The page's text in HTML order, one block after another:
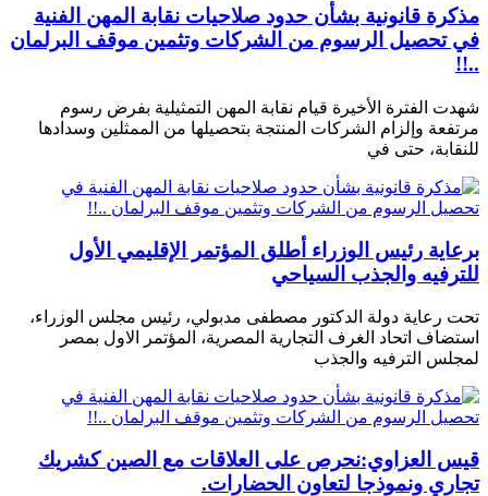
مذكرة قانونية بشأن حدود صلاحيات نقابة المهن الفنية
في تحصيل الرسوم من الشركات وتثمين موقف البرلمان
..!!
شهدت الفترة الأخيرة قيام نقابة المهن التمثيلية بفرض رسوم
مرتفعة وإلزام الشركات المنتجة بتحصيلها من الممثلين وسدادها
للنقابة، حتى في
برعاية رئيس الوزراء أطلق المؤتمر الإقليمي الأول
للترفيه والجذب السياحي
تحت رعاية دولة الدكتور مصطفى مدبولي، رئيس مجلس الوزراء،
استضاف اتحاد الغرف التجارية المصرية، المؤتمر الاول بمصر
لمجلس الترفيه والجذب
قيس العزاوي:نحرص على العلاقات مع الصين كشريك
تجاري ونموذجا لتعاون الحضارات.